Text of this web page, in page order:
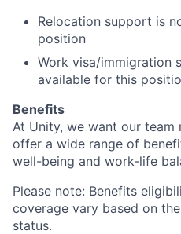
Relocation support is
position
Work visa/immigration
available for this
Benefits
At Unity, we want our team
offer a wide range of
well-being and work-life
Please note: Benefits
coverage vary based on
status.